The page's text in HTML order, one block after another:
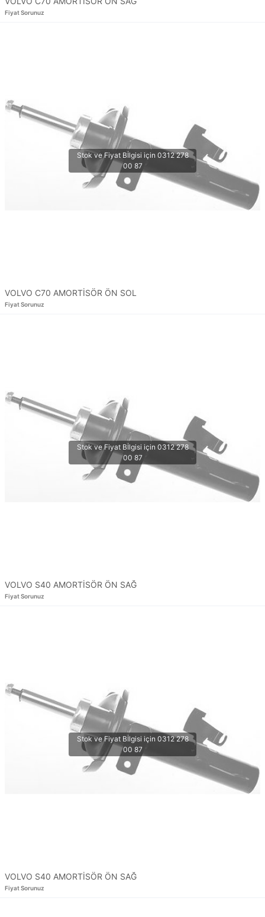
Fiyat Sorunuz
VOLVO C70 AMORTİSÖR ÖN SOL
Fiyat Sorunuz
VOLVO S40 AMORTİSÖR ÖN SAĞ
Fiyat Sorunuz
VOLVO S40 AMORTİSÖR ÖN SAĞ
Fiyat Sorunuz